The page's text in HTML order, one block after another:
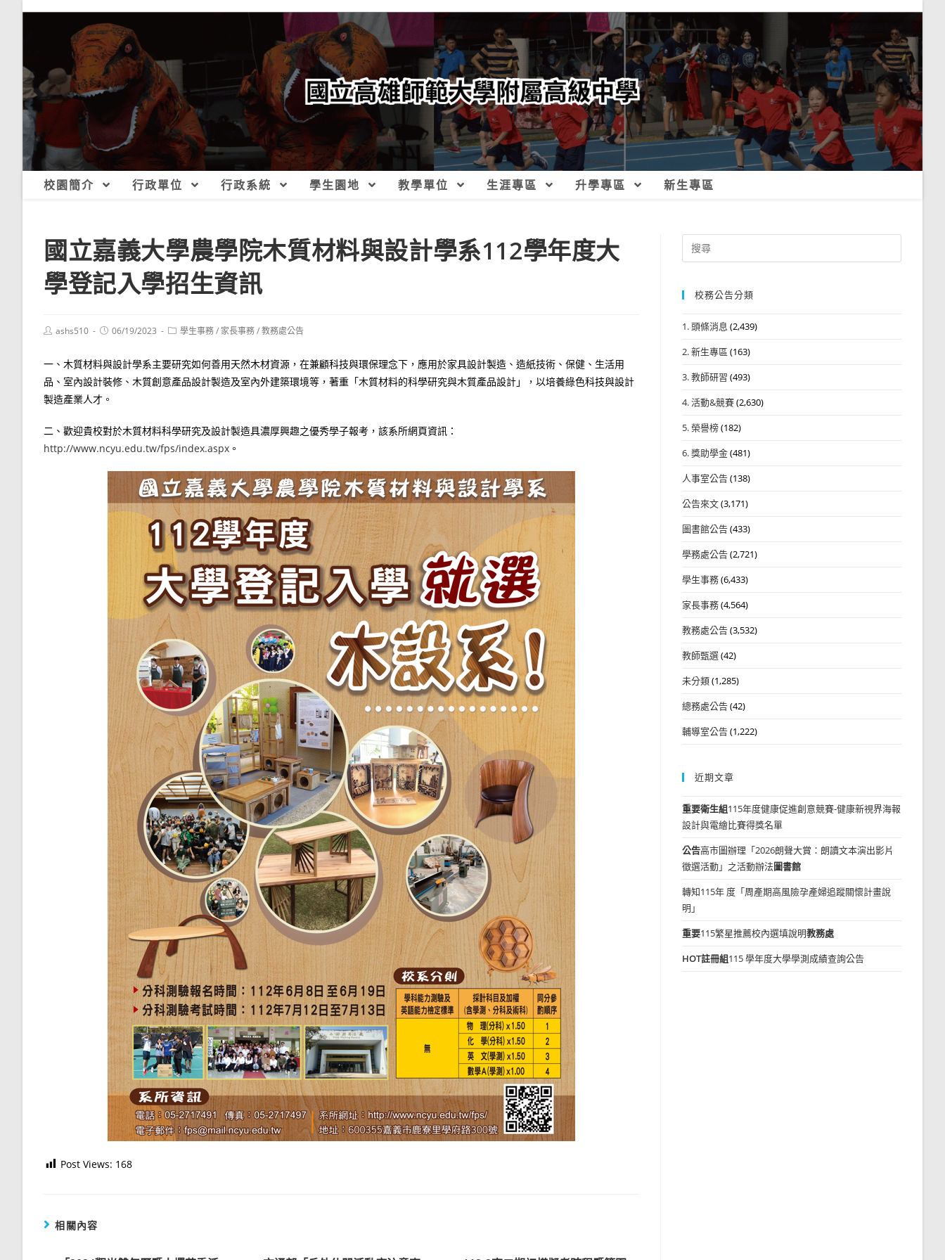
校園簡介 行政單位 行政系統 學生園地 教學單位 生涯專區 升學專區 新生專區
國立嘉義大學農學院木質材料與設計學系112學年度大
學登記入學招生資訊
Postashs510
Post06/19/2023
Post學生事務/ 家長事務/教務處公告
一、木質材料與設計學系主要研究如何善用天然木材資源，在兼顧科技與環保理念下，應用於家具設計製造、造紙技術、保健、生活用
品、室內設計裝修、木質創意產品設計製造及室內外建築環境等，著重「木質材料的科學研究與木質產品設計」，以培養綠色科技與設計
製造產業人才。
二、歡迎貴校對於木質材料科學研究及設計製造具濃厚興趣之優秀學子報考，該系所網頁資訊：
http://www.ncyu.edu.tw/fps/index.aspx 。
Post Views: 168
相關內容
Search
for:
校務公告分類
1. 頭條消息 (2,439)
2. 新生專區 (163)
3. 教師研習 (493)
4. 活動&競賽(2,630)
5. 榮譽榜(182)
6. 獎助學金(481)
人事室公告(138)
公告來文(3,171)
圖書館公告(433)
學務處公告(2,721)
學生事務(6,433)
家長事務(4,564)
教務處公告(3,532)
教師甄選(42)
未分類(1,285)
總務處公告(42)
輔導室公告(1,222)
近期文章
重要衛生組115年度健康促進創意競賽-健康新視界海報
設計與電繪比賽得獎名單
公告高市圖辦理「2026朗聲大賞：朗讀文本演出影片
徵選活動」之活動辦法圖書館
轉知115年 度「周產期高風險孕產婦追蹤關懷計畫說
明」
重要115繁星推薦校內選填說明教務處
HOT註冊組115 學年度大學學測成績查詢公告